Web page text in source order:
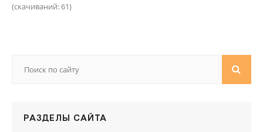
(cкачиваний: 61)
РАЗДЕЛЫ САЙТА